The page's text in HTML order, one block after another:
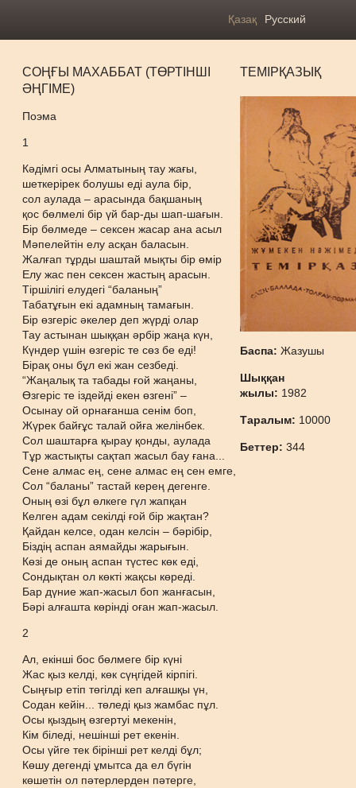
Қазақ Русский
СОҢҒЫ МАХАББАТ (ТӨРТІНШІ
ӘҢГІМЕ)
Поэма
1
Кәдімгі осы Алматының тау жағы,
шеткерірек болушы еді аула бір,
сол аулада – арасында бақшаның
қос бөлмелі бір үй бар-ды шап-шағын.
Бір бөлмеде – сексен жасар ана асыл
Мәпелейтін елу асқан баласын.
Жалғап тұрды шаштай мықты бір өмір
Елу жас пен сексен жастың арасын.
Тіршілігі елудегі “баланың”
Табатұғын екі адамның тамағын.
Бір өзгеріс әкелер деп жүрді олар
Тау астынан шыққан әрбір жаңа күн,
Күндер үшін өзгеріс те сөз бе еді!
Бірақ оны бұл екі жан сезбеді.
“Жаңалық та табады ғой жаңаны,
Өзгеріс те іздейді екен өзгені” –
Осынау ой орнағанша сенім боп,
Жүрек байғұс талай ойға желінбек.
Сол шаштарға қырау қонды, аулада
Тұр жастықты сақтап жасыл бау ғана...
Сене алмас ең, сене алмас ең сен емге,
Сол “баланы” тастай керең дегенге.
Оның өзі бұл өлкеге гүл жапқан
Келген адам секілді ғой бір жақтан?
Қайдан келсе, одан келсін – бәрібір,
Біздің аспан аямайды жарығын.
Көзі де оның аспан түстес көк еді,
Сондықтан ол көкті жақсы көреді.
Бар дүние жап-жасыл боп жанғасын,
Бәрі алғашта көрінді оған жап-жасыл.
2
Ал, екінші бос бөлмеге бір күні
Жас қыз келді, көк сүңгідей кірпігі.
Сыңғыр етіп төгілді кеп алғашқы үн,
Содан кейін... төледі қыз жамбас пұл.
Осы қыздың өзгертуі мекенін,
Кім біледі, нешінші рет екенін.
Осы үйге тек бірінші рет келді бұл;
Көшу дегенді ұмытса да ел бүгін
көшетін ол пәтерлерден пәтерге,
ТЕМІРҚАЗЫҚ
Баспа:Жазушы
Шыққан
жылы: 1982
Таралым: 10000
Беттер:344